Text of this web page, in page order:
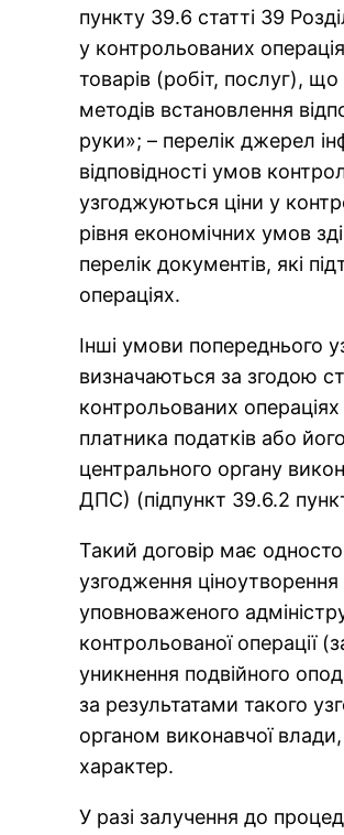
пункту 39.6 статті 39
у контрольованих
товарів (робіт, послуг),
методів встановлення
руки»; – перелік джерел
відповідності умов
узгоджуються ціни у
рівня економічних умов
перелік документів, які
операціях.
Інші умови попереднього
визначаються за згодою
контрольованих
платника податків або
центрального органу
ДПС) (підпункт 39.6.2
Такий договір має
узгодження
уповноваженого
контрольованої операції
уникнення подвійного
за результатами такого
органом виконавчої
характер.
У разі залучення до